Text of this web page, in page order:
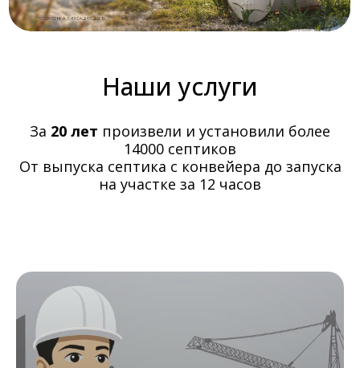
Наши услуги
За 20 лет произвели и установили более
14000 септиков
От выпуска септика с конвейера до запуска
на участке за 12 часов